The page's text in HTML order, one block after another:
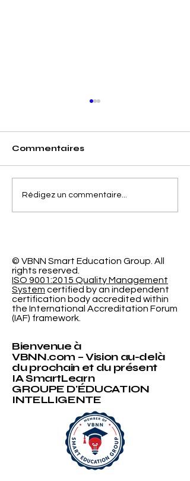
Séparer la Précision
de l'Erreur de
Commentaires
Rédigez un commentaire...
© VBNN Smart Education Group. All
rights reserved.
ISO 9001:2015 Quality Management
System certified by an independent
certification body accredited within
the International Accreditation Forum
(IAF) framework.
Bienvenue à
VBNN.com – Vision au-delà
du prochain et du présent
IA SmartLearn
GROUPE D'ÉDUCATION
INTELLIGENTE